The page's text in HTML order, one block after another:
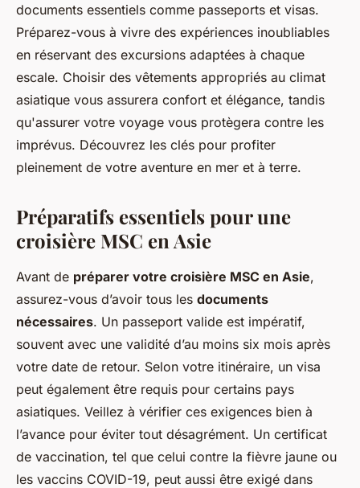
documents essentiels comme passeports et visas.
Préparez-vous à vivre des expériences inoubliables
en réservant des excursions adaptées à chaque
escale. Choisir des vêtements appropriés au climat
asiatique vous assurera confort et élégance, tandis
qu'assurer votre voyage vous protègera contre les
imprévus. Découvrez les clés pour profiter
pleinement de votre aventure en mer et à terre.
Préparatifs essentiels pour une
croisière MSC en Asie
Avant de préparer votre croisière MSC en Asie,
assurez-vous d’avoir tous les documents
nécessaires. Un passeport valide est impératif,
souvent avec une validité d’au moins six mois après
votre date de retour. Selon votre itinéraire, un visa
peut également être requis pour certains pays
asiatiques. Veillez à vérifier ces exigences bien à
l’avance pour éviter tout désagrément. Un certificat
de vaccination, tel que celui contre la fièvre jaune ou
les vaccins COVID-19, peut aussi être exigé dans